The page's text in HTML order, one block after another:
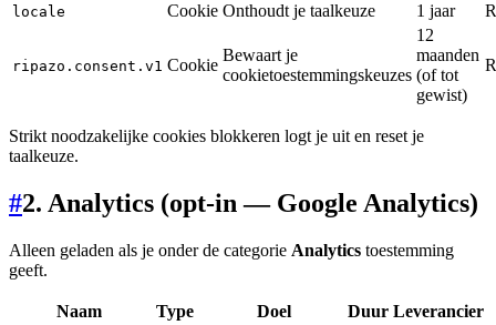
locale Cookie Onthoudt je taalkeuze 1 jaar
ripazo.consent.v1 Cookie
Bewaart je
cookietoestemmingskeuzes
12
maanden
(of tot
gewist)
Strikt noodzakelijke cookies blokkeren logt je uit en reset je
taalkeuze.
#2. Analytics (opt-in — Google Analytics)
Alleen geladen als je onder de categorie Analytics toestemming
geeft.
Naam Type Doel Duur Leverancier